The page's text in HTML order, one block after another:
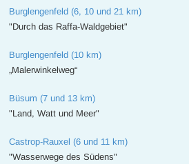
Burglengenfeld (6, 10 und 21 km)
"Durch das Raffa-Waldgebiet"
Burglengenfeld (10 km)
„Malerwinkelweg“
Büsum (7 und 13 km)
"Land, Watt und Meer"
Castrop-Rauxel (6 und 11 km)
"Wasserwege des Südens"